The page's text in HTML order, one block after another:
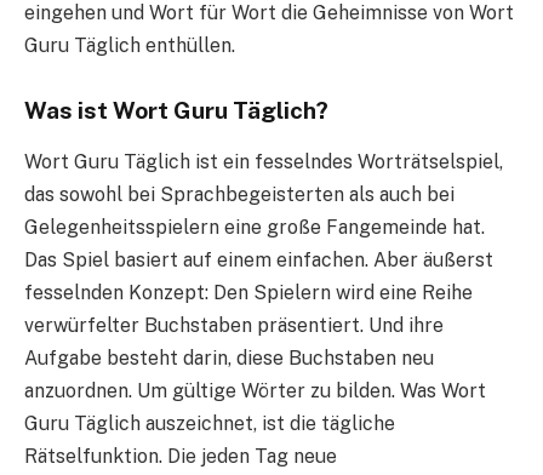
eingehen und Wort für Wort die Geheimnisse von Wort
Guru Täglich enthüllen.
Was ist Wort Guru Täglich?
Wort Guru Täglich ist ein fesselndes Worträtselspiel,
das sowohl bei Sprachbegeisterten als auch bei
Gelegenheitsspielern eine große Fangemeinde hat.
Das Spiel basiert auf einem einfachen. Aber äußerst
fesselnden Konzept: Den Spielern wird eine Reihe
verwürfelter Buchstaben präsentiert. Und ihre
Aufgabe besteht darin, diese Buchstaben neu
anzuordnen. Um gültige Wörter zu bilden. Was Wort
Guru Täglich auszeichnet, ist die tägliche
Rätselfunktion. Die jeden Tag neue